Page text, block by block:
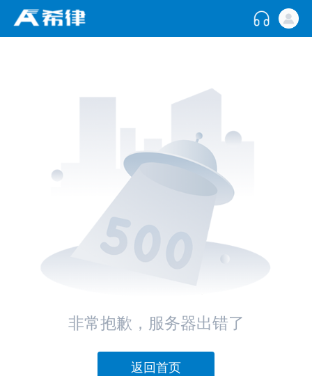
非常抱歉，服务器出错了
返回首页